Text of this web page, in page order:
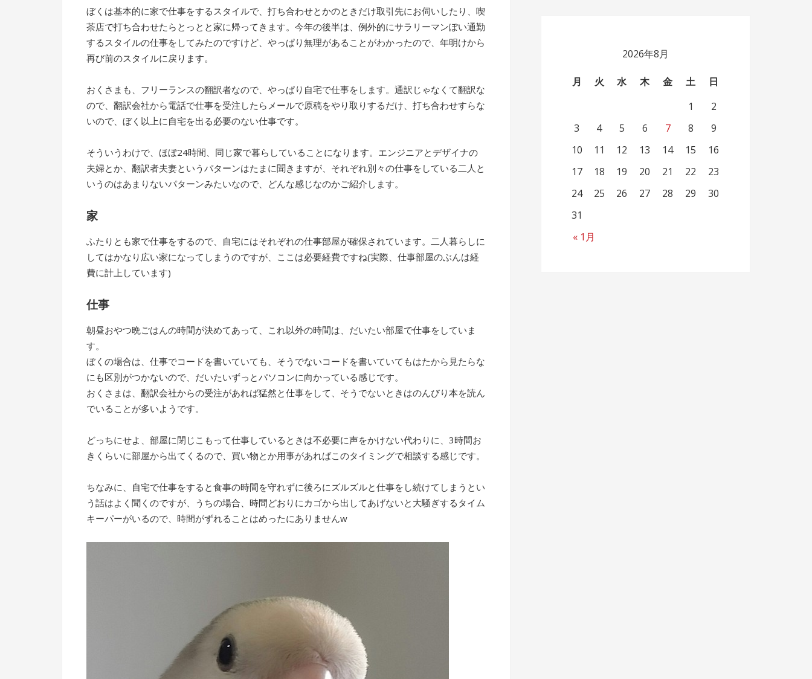
ぼくは基本的に家で仕事をするスタイルで、打ち合わせとかのときだけ取引先にお伺いしたり、喫
茶店で打ち合わせたらとっとと家に帰ってきます。今年の後半は、例外的にサラリーマンぽい通勤
するスタイルの仕事をしてみたのですけど、やっぱり無理があることがわかったので、年明けから
再び前のスタイルに戻ります。
おくさまも、フリーランスの翻訳者なので、やっぱり自宅で仕事をします。通訳じゃなくて翻訳な
ので、翻訳会社から電話で仕事を受注したらメールで原稿をやり取りするだけ、打ち合わせすらな
いので、ぼく以上に自宅を出る必要のない仕事です。
そういうわけで、ほぼ24時間、同じ家で暮らしていることになります。エンジニアとデザイナの
夫婦とか、翻訳者夫妻というパターンはたまに聞きますが、それぞれ別々の仕事をしている二人と
いうのはあまりないパターンみたいなので、どんな感じなのかご紹介します。
家
ふたりとも家で仕事をするので、自宅にはそれぞれの仕事部屋が確保されています。二人暮らしに
してはかなり広い家になってしまうのですが、ここは必要経費ですね(実際、仕事部屋のぶんは経
費に計上しています)
仕事
朝昼おやつ晩ごはんの時間が決めてあって、これ以外の時間は、だいたい部屋で仕事をしていま
す。
ぼくの場合は、仕事でコードを書いていても、そうでないコードを書いていてもはたから見たらな
にも区別がつかないので、だいたいずっとパソコンに向かっている感じです。
おくさまは、翻訳会社からの受注があれば猛然と仕事をして、そうでないときはのんびり本を読ん
でいることが多いようです。
どっちにせよ、部屋に閉じこもって仕事しているときは不必要に声をかけない代わりに、3時間お
きくらいに部屋から出てくるので、買い物とか用事があればこのタイミングで相談する感じです。
ちなみに、自宅で仕事をすると食事の時間を守れずに後ろにズルズルと仕事をし続けてしまうとい
う話はよく聞くのですが、うちの場合、時間どおりにカゴから出してあげないと大騒ぎするタイム
キーパーがいるので、時間がずれることはめったにありませんw
2026年8月
月 火 水 木 金 土 日
« 1月
1
2
3
4 5 6 7 8
9
10
11 12 13 14 15
16
17
18 19 20 21 22
23
24
25 26 27 28 29
30
31